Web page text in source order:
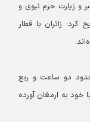
و زیارت حرم نبوی و
زائران با قطار
دو ساعت و ربع
به ارمغان آورده